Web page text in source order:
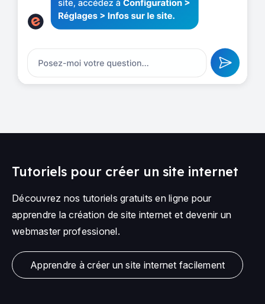
Tutoriels pour créer un site internet
Découvrez nos tutoriels gratuits en ligne pour
apprendre la création de site internet et devenir un
webmaster professionel.
Apprendre à créer un site internet facilement